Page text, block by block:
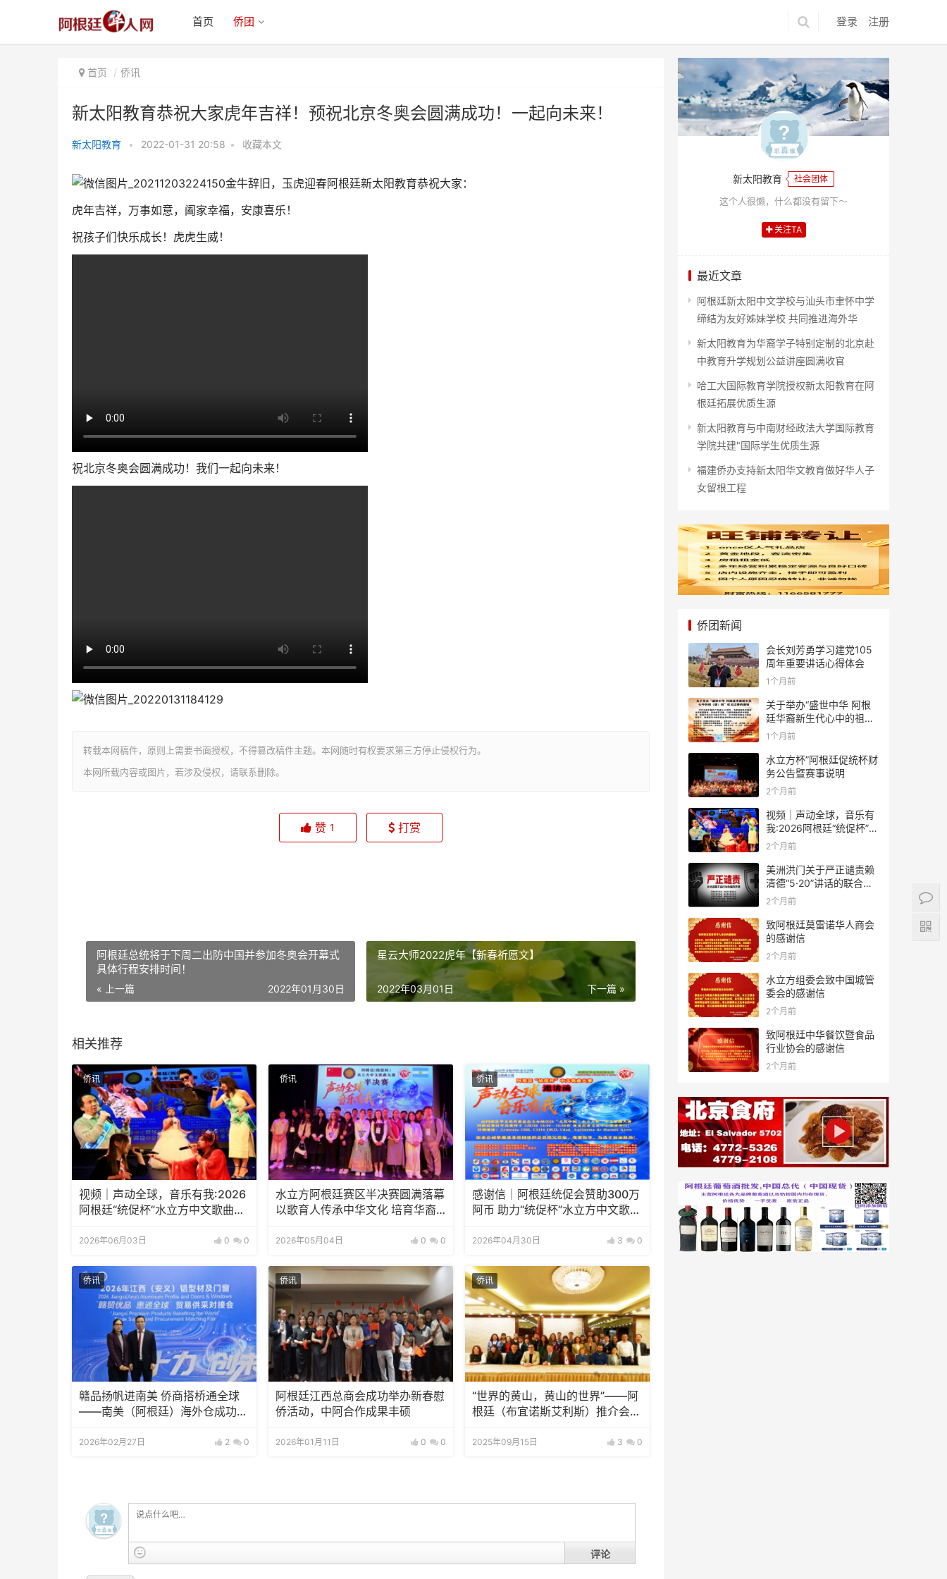
登录 注册
首页 侨团
首页 侨讯
新太阳教育恭祝大家虎年吉祥！预祝北京冬奥会圆满成功！一起向未来！
新太阳教育 • 2022-01-31 20:58 • 收藏本文
金牛辞旧，玉虎迎春阿根廷新太阳教育恭祝大家：
虎年吉祥，万事如意，阖家幸福，安康喜乐！️
祝孩子们快乐成长！虎虎生威！
祝北京冬奥会圆满成功！我们一起向未来！
转载本网稿件，原则上需要书面授权，不得篡改稿件主题。本网随时有权要求第三方停止侵权行为。
本网所载内容或图片，若涉及侵权，请联系删除。
祝北京冬奥会圆满成功！
赞 1 打赏
阿根廷总统将于下周二出防中国并参加冬奥会开幕式
具体行程安排时间！
« 上一篇 2022年01月30日
星云大师2022虎年【新春祈愿文】
下一篇 »
2022年03月01日
相关推荐
侨讯
视频｜声动全球，音乐有我:2026
阿根廷“统促杯”水立方中文歌曲大
2026年06月03日 0 0
侨讯
水立方阿根廷赛区半决赛圆满落幕
以歌育人传承中华文化 培育华裔
2026年05月04日 0 0
侨讯
感谢信｜阿根廷统促会赞助300万
阿币 助力“统促杯”水立方中文歌曲
2026年04月30日 3 0
侨讯
赣品扬帆进南美 侨商搭桥通全球
——南美（阿根廷）海外仓成功签
2026年02月27日 2 0
侨讯
阿根廷江西总商会成功举办新春慰
侨活动，中阿合作成果丰硕
2026年01月11日 0 0
侨讯
“世界的黄山，黄山的世界”——阿
根廷（布宜诺斯艾利斯）推介会成
2025年09月15日 3 0
评论
新太阳教育 社会团体
这个人很懒，什么都没有留下～
关注TA
最近文章
阿根廷新太阳中文学校与汕头市聿怀中学
缔结为友好姊妹学校 共同推进海外华
新太阳教育为华裔学子特别定制的北京赴
中教育升学规划公益讲座圆满收官
哈工大国际教育学院授权新太阳教育在阿
根廷拓展优质生源
新太阳教育与中南财经政法大学国际教育
学院共建"国际学生优质生源
福建侨办支持新太阳华文教育做好华人子
女留根工程
侨团新闻
会长刘芳勇学习建党105
周年重要讲话心得体会
1个月前
关于举办“盛世中华 阿根
廷华裔新生代心中的祖
(籍)国”征文比赛的通知
1个月前
水立方杯”阿根廷促统杯财
务公告暨赛事说明
2个月前
视频｜声动全球，音乐有
我:2026阿根廷“统促杯”水
立方中文歌曲大赛总决赛
2个月前
美洲洪门关于严正谴责赖
清德“5·20”讲话的联合声
明
2个月前
致阿根廷莫雷诺华人商会
的感谢信
2个月前
水立方组委会致中国城管
委会的感谢信
2个月前
致阿根廷中华餐饮暨食品
行业协会的感谢信
2个月前